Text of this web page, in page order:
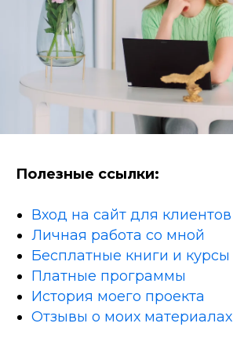
Полезные ссылки:
Вход на сайт для клиентов
Личная работа со мной
Бесплатные книги и курсы
Платные программы
История моего проекта
Отзывы о моих материалах